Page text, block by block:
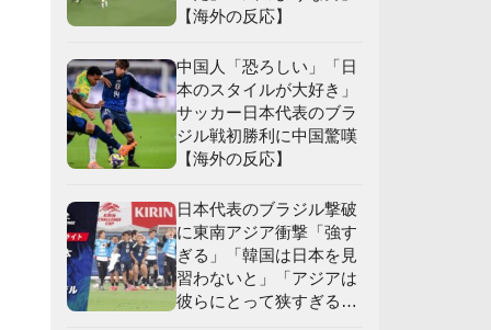
【海外の反応】
中国人「恐ろしい」「日
本のスタイルが大好き」
サッカー日本代表のブラ
ジル戦初勝利に中国驚嘆
【海外の反応】
日本代表のブラジル撃破
に東南アジア衝撃「強す
ぎる」「韓国は日本を見
習わないと」「アジアは
彼らにとって狭すぎる」